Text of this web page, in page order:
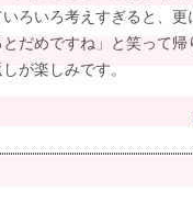
ろいろ考えすぎると、更
だめですね」と笑って帰
が楽しみです。